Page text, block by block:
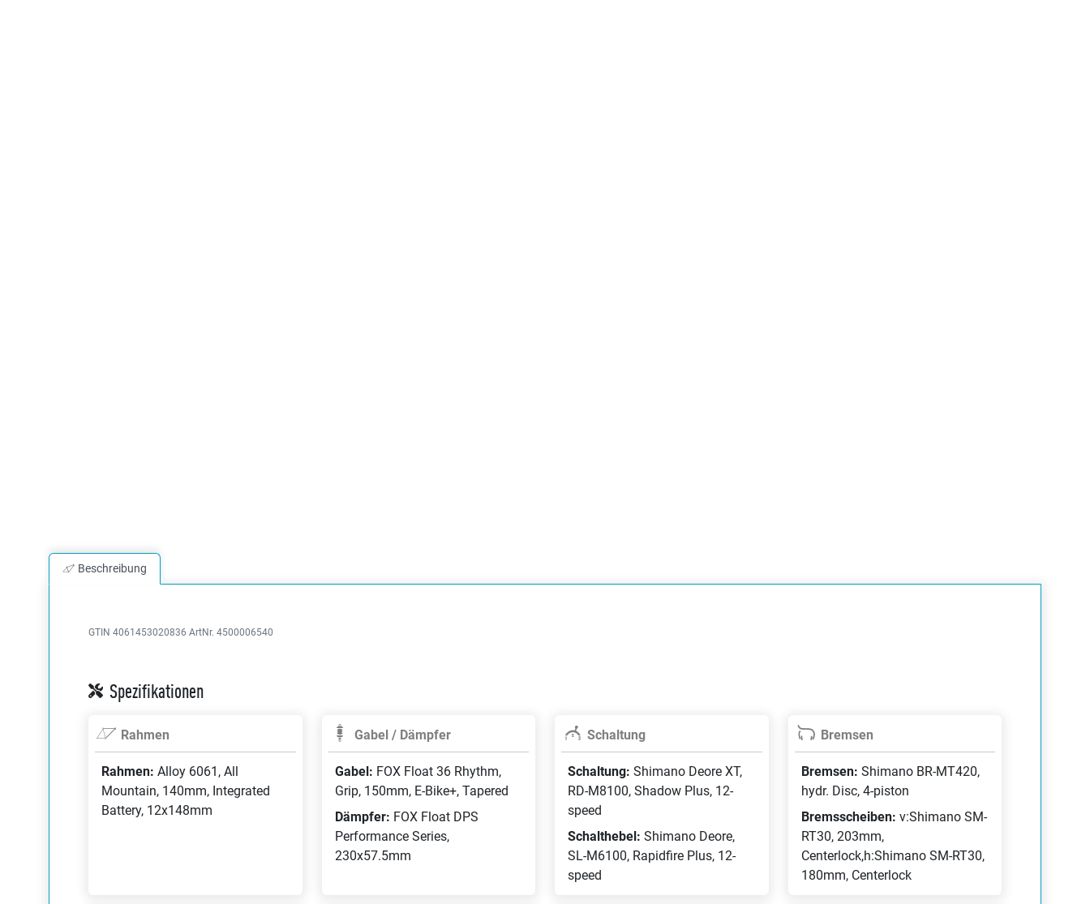
Beschreibung
GTIN 4061453020836 ArtNr. 4500006540
Spezifikationen
Rahmen
Rahmen: Alloy 6061, All
Mountain, 140mm, Integrated
Battery, 12x148mm
Gabel / Dämpfer
Gabel: FOX Float 36 Rhythm,
Grip, 150mm, E-Bike+, Tapered
Dämpfer: FOX Float DPS
Performance Series,
230x57.5mm
Schaltung
Schaltung: Shimano Deore XT,
RD-M8100, Shadow Plus, 12-
speed
Schalthebel: Shimano Deore,
SL-M6100, Rapidfire Plus, 12-
speed
Bremsen
Bremsen: Shimano BR-MT420,
hydr. Disc, 4-piston
Bremsscheiben: v:Shimano SM-
RT30, 203mm,
Centerlock,h:Shimano SM-RT30,
180mm, Centerlock